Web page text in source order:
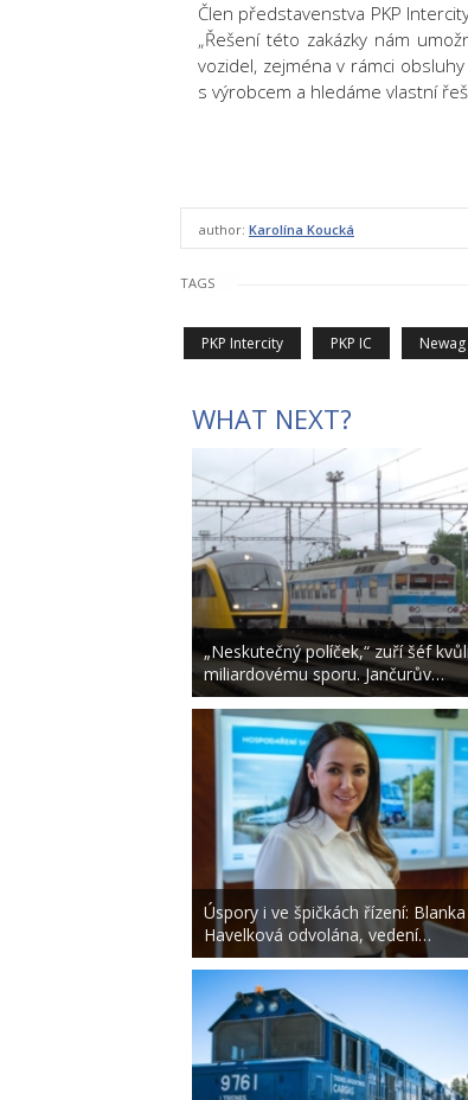
Člen představenstva PKP
„Řešení této zakázky nám
vozidel, zejména v rámci
s výrobcem a hledáme vlastní
author: Karolína Koucká
TAGS
PKP Intercity PKP IC Newag
WHAT NEXT?
„Neskutečný políček,“ zuří šéf
miliardovému sporu. Jančurův…
Úspory i ve špičkách řízení: Blanka
Havelková odvolána, vedení…